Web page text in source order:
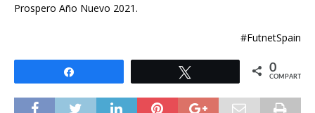
Prospero Año Nuevo 2021.
#FutnetSpain
0
COMPARTIR